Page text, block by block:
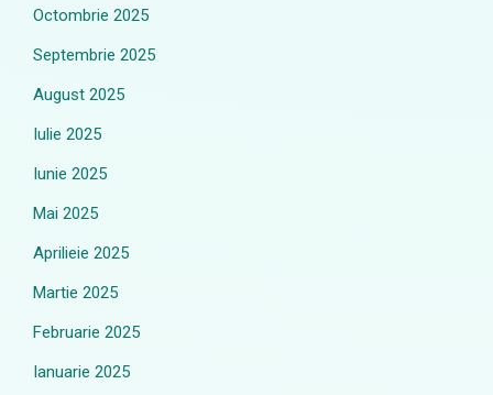
Octombrie 2025
Septembrie 2025
August 2025
Iulie 2025
Iunie 2025
Mai 2025
Aprilieie 2025
Martie 2025
Februarie 2025
Ianuarie 2025